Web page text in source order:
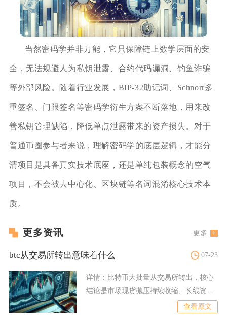
当然密码学并非万能，它只保障链上数学层面的安
全，无法规避人为私钥泄露、合约代码漏洞、钓鱼诈骗
等外部风险。随着行业发展，BIP‑32助记词、Schnorr多
重签名、门限签名等密码学衍生方案不断落地，用来改
善私钥管理缺陷，降低单点泄露带来的资产损失。对于
普通币圈参与者来说，理解密码学的底层逻辑，才能分
清项目是具备真实技术底座，还是单纯包装概念的空气
项目，不会被去中心化、区块链等名词混淆核心技术本
质。
更多资讯 更多
btc从交易所转出意味着什么 07-23
详情： 比特币大批量从交易所转出，核心
结论是市场现货抛压持续收缩、长线资金
查看原文